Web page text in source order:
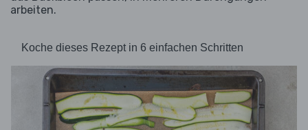
arbeiten.
Koche dieses Rezept in 6 einfachen Schritten